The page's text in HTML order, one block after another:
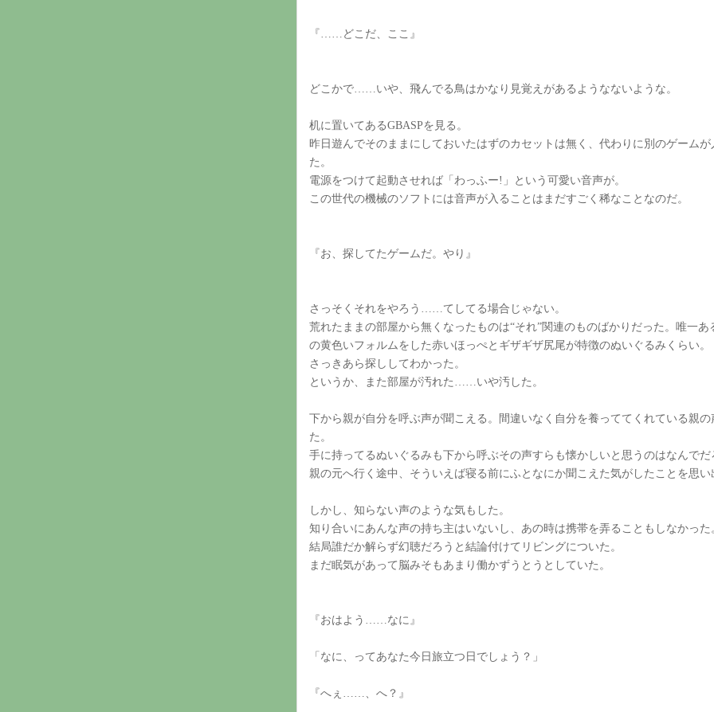
『……どこだ、ここ』
どこかで……いや、飛んでる鳥はかなり見覚えがあるようなないような。
机に置いてあるGBASPを見る。
昨日遊んでそのままにしておいたはずのカセットは無く、代わりに別のゲームが
た。
電源をつけて起動させれば「わっふー!」という可愛い音声が。
この世代の機械のソフトには音声が入ることはまだすごく稀なことなのだ。
『お、探してたゲームだ。やり』
さっそくそれをやろう……てしてる場合じゃない。
荒れたままの部屋から無くなったものは“それ”関連のものばかりだった。唯一あ
の黄色いフォルムをした赤いほっぺとギザギザ尻尾が特徴のぬいぐるみくらい。
さっきあら探ししてわかった。
というか、また部屋が汚れた……いや汚した。
下から親が自分を呼ぶ声が聞こえる。間違いなく自分を養っててくれている親の
た。
手に持ってるぬいぐるみも下から呼ぶその声すらも懐かしいと思うのはなんでだ
親の元へ行く途中、そういえば寝る前にふとなにか聞こえた気がしたことを思い
しかし、知らない声のような気もした。
知り合いにあんな声の持ち主はいないし、あの時は携帯を弄ることもしなかった
結局誰だか解らず幻聴だろうと結論付けてリビングについた。
まだ眠気があって脳みそもあまり働かずうとうとしていた。
『おはよう……なに』
「なに、ってあなた今日旅立つ日でしょう？」
『へぇ……、へ？』